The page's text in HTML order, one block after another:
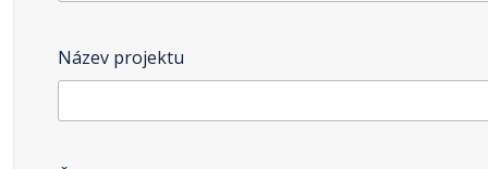
Název projektu